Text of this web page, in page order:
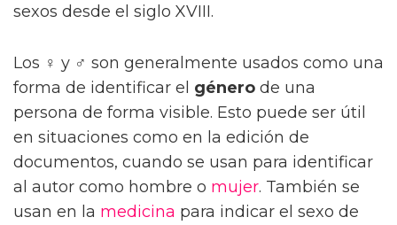
sexos desde el siglo XVIII.
Los ♀ y ♂ son generalmente usados como una
forma de identificar el género de una
persona de forma visible. Esto puede ser útil
en situaciones como en la edición de
documentos, cuando se usan para identificar
al autor como hombre o mujer. También se
usan en la medicina para indicar el sexo de